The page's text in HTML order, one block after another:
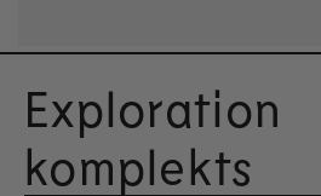
Exploration
komplekts